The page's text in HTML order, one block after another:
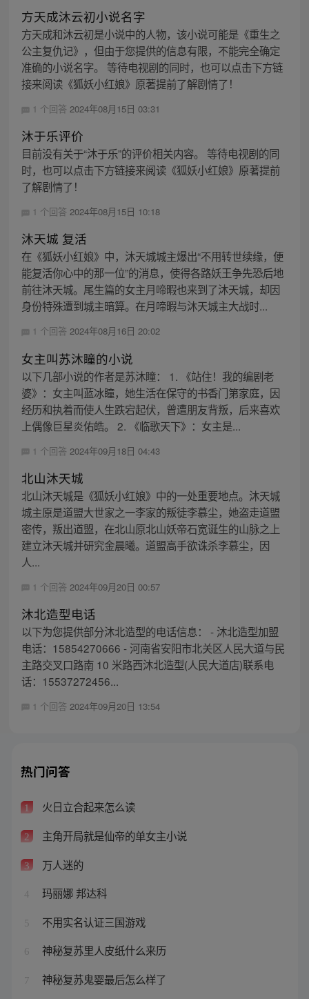
方天成沐云初小说名字
方天成和沐云初是小说中的人物，该小说可能是《重生之
公主复仇记》，但由于您提供的信息有限，不能完全确定
准确的小说名字。 等待电视剧的同时，也可以点击下方链
接来阅读《狐妖小红娘》原著提前了解剧情了！
1 个回答 2024年08月15日 03:31
沐于乐评价
目前没有关于“沐于乐”的评价相关内容。 等待电视剧的同
时，也可以点击下方链接来阅读《狐妖小红娘》原著提前
了解剧情了！
1 个回答 2024年08月15日 10:18
沐天城 复活
在《狐妖小红娘》中，沐天城城主爆出“不用转世续缘，便
能复活你心中的那一位”的消息，使得各路妖王争先恐后地
前往沐天城。尾生篇的女主月啼暇也来到了沐天城，却因
身份特殊遭到城主暗算。在月啼暇与沐天城主大战时...
1 个回答 2024年08月16日 20:02
女主叫苏沐瞳的小说
以下几部小说的作者是苏沐瞳： 1. 《站住！我的编剧老
婆》：女主叫蓝冰瞳，她生活在保守的书香门第家庭，因
经历和执着而使人生跌宕起伏，曾遭朋友背叛，后来喜欢
上偶像巨星炎佑皓。 2. 《临歌天下》：女主是...
1 个回答 2024年09月18日 04:43
北山沐天城
北山沐天城是《狐妖小红娘》中的一处重要地点。沐天城
城主原是道盟大世家之一李家的叛徒李慕尘，她盗走道盟
密传，叛出道盟，在北山原北山妖帝石宽诞生的山脉之上
建立沐天城并研究金晨曦。道盟高手欲诛杀李慕尘，因
人...
1 个回答 2024年09月20日 00:57
沐北造型电话
以下为您提供部分沐北造型的电话信息： - 沐北造型加盟
电话：15854270666 - 河南省安阳市北关区人民大道与民
主路交叉口路南 10 米路西沐北造型(人民大道店)联系电
话：15537272456...
1 个回答 2024年09月20日 13:54
热门问答
1 火日立合起来怎么读
2 主角开局就是仙帝的单女主小说
3 万人迷的
4 玛丽娜 邦达科
5 不用实名认证三国游戏
6 神秘复苏里人皮纸什么来历
7 神秘复苏鬼婴最后怎么样了